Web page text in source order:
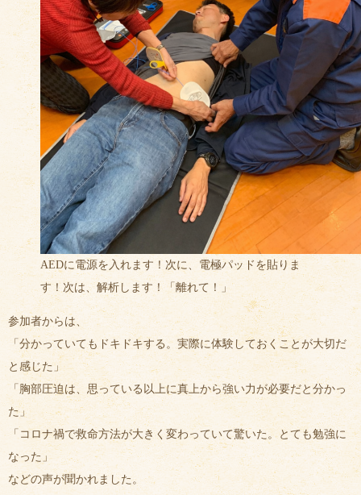
AEDに電源を入れます！次に、電極パッドを貼りま
す！次は、解析します！「離れて！」
参加者からは、
「分かっていてもドキドキする。実際に体験しておくことが大切だ
と感じた」
「胸部圧迫は、思っている以上に真上から強い力が必要だと分かっ
た」
「コロナ禍で救命方法が大きく変わっていて驚いた。とても勉強に
なった」
などの声が聞かれました。